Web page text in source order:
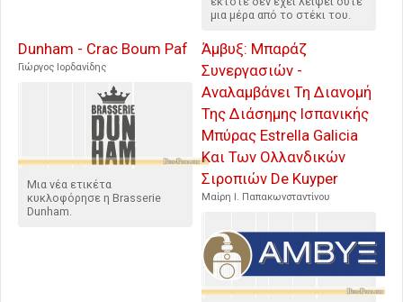
μια μέρα από το στέκι του.
Dunham - Crac Boum Paf
Γιώργος Ιορδανίδης
Μια νέα ετικέτα
κυκλοφόρησε η Brasserie
Dunham.
Άμβυξ: Μπαράζ
Συνεργασιών -
Αναλαμβάνει Τη Διανομή
Της Διάσημης Ισπανικής
Μπύρας Estrella Galicia
Και Των Ολλανδικών
Σιροπιών De Kuyper
Μαίρη Ι. Παπακωνσταντίνου